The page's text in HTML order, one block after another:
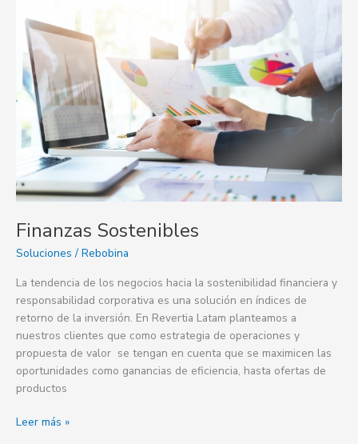
Finanzas Sostenibles
Soluciones / Rebobina
La tendencia de los negocios hacia la sostenibilidad financiera y
responsabilidad corporativa es una solución en índices de
retorno de la inversión. En Revertia Latam planteamos a
nuestros clientes que como estrategia de operaciones y
propuesta de valor se tengan en cuenta que se maximicen las
oportunidades como ganancias de eficiencia, hasta ofertas de
productos
Leer más »